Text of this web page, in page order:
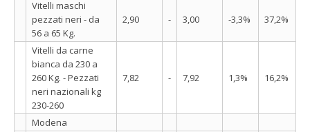
Vitelli maschi
pezzati neri - da
56 a 65 Kg.
2,90 - 3,00 -3,3% 37,2%
Vitelli da carne
bianca da 230 a
260 Kg. - Pezzati
neri nazionali kg
230-260
7,82 - 7,92 1,3% 16,2%
Modena